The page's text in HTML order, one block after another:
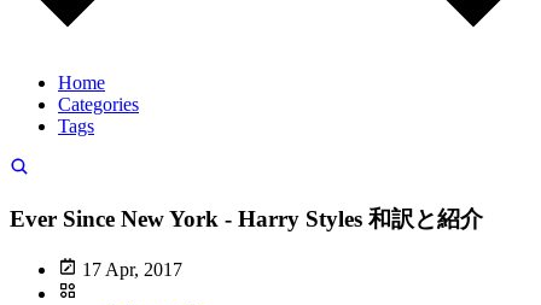
Home
Categories
Tags
Ever Since New York - Harry Styles 和訳と紹介
17 Apr, 2017